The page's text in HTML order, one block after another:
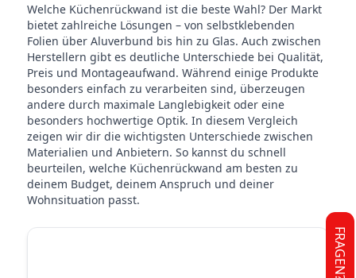
Welche Küchenrückwand ist die beste Wahl? Der Markt
bietet zahlreiche Lösungen – von selbstklebenden
Folien über Aluverbund bis hin zu Glas. Auch zwischen
Herstellern gibt es deutliche Unterschiede bei Qualität,
Preis und Montageaufwand. Während einige Produkte
besonders einfach zu verarbeiten sind, überzeugen
andere durch maximale Langlebigkeit oder eine
besonders hochwertige Optik. In diesem Vergleich
zeigen wir dir die wichtigsten Unterschiede zwischen
Materialien und Anbietern. So kannst du schnell
beurteilen, welche Küchenrückwand am besten zu
deinem Budget, deinem Anspruch und deiner
Wohnsituation passt.
FRAGEN?